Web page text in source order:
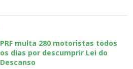
PRF multa 280 motoristas todos
os dias por descumprir Lei do
Descanso